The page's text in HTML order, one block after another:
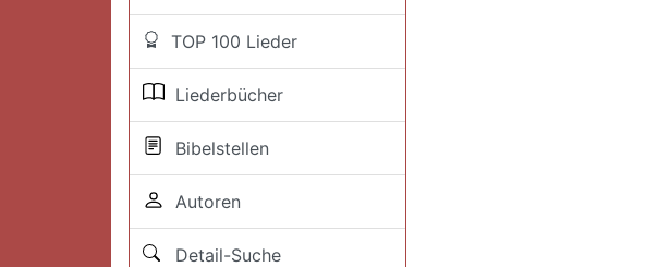
TOP 100 Lieder
Liederbücher
Bibelstellen
Autoren
Detail-Suche